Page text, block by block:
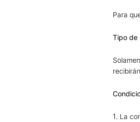
Para
Tipo de
1. La